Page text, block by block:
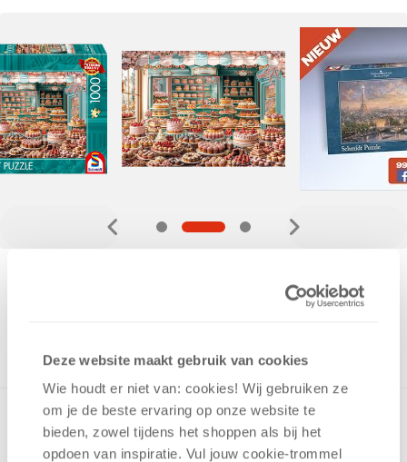
Deze website maakt gebruik van cookies
Wie houdt er niet van: cookies! Wij gebruiken ze
om je de beste ervaring op onze website te
bieden, zowel tijdens het shoppen als bij het
opdoen van inspiratie. Vul jouw cookie-trommel
ONTVANG 190 OVERWINNINGSPUNTEN
Een puzzel van Schmidt Spiele is een fantastische manier
om de hectiek van alledag achter je te laten – en stukje
voor stukje nieuwe energie op te doen. Niet alle puzzels zijn